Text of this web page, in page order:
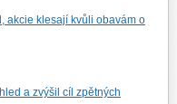
akcie klesají kvůli obavám o
a zvýšil cíl zpětných